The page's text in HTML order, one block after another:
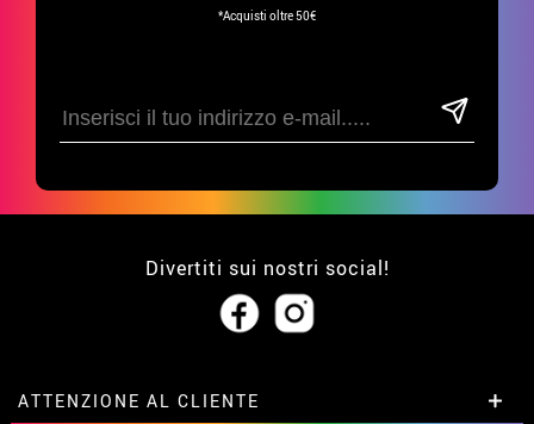
*Acquisti oltre 50€
Divertiti sui nostri social!
ATTENZIONE AL CLIENTE